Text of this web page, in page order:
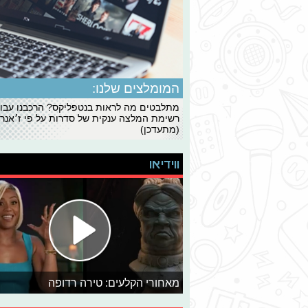
המומלצים שלנו:
מתלבטים מה לראות בנטפליקס? הרכבנו
רשימת המלצה ענקית של סדרות על פי
(מתעדכן)
ווידיאו
מאחורי הקלעים: טירה רדופה